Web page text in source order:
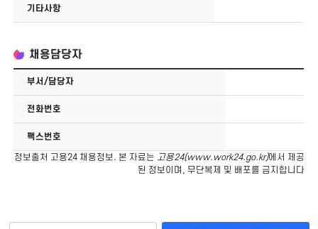
기타사항
채용담당자
부서/담당자
전화번호
팩스번호
정보출처 고용24 채용정보. 본 자료는 고용24(www.work24.go.kr)에서 제공
된 정보이며, 무단복제 및 배포를 금지합니다